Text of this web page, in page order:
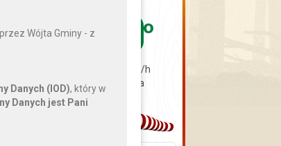
6 0°
0 km/h
0 hPa
Wójta Gminy - z
Danych (IOD), który w
Danych jest Pani